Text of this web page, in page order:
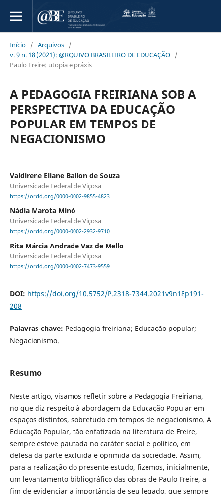
Início / Arquivos /
v. 9 n. 18 (2021): @RQUIVO BRASILEIRO DE EDUCAÇÃO /
Paulo Freire: utopia e práxis
A PEDAGOGIA FREIRIANA SOB A
PERSPECTIVA DA EDUCAÇÃO
POPULAR EM TEMPOS DE
NEGACIONISMO
Valdirene Eliane Bailon de Souza
Universidade Federal de Viçosa
https://orcid.org/0000-0002-9855-4823
Nádia Marota Minó
Universidade Federal de Viçosa
https://orcid.org/0000-0002-2932-9710
Rita Márcia Andrade Vaz de Mello
Universidade Federal de Viçosa
https://orcid.org/0000-0002-7473-9559
DOI: https://doi.org/10.5752/P.2318-7344.2021v9n18p191-
208
Palavras-chave: Pedagogia freiriana; Educação popular;
Negacionismo.
Resumo
Neste artigo, visamos refletir sobre a Pedagogia Freiriana,
no que diz respeito à abordagem da Educação Popular em
espaços distintos, sobretudo em tempos de negacionismo. A
Educação Popular, tão enfatizada na literatura de Freire,
sempre esteve pautada no caráter social e político, em
defesa da parte excluída e oprimida da sociedade. Assim,
para a realização do presente estudo, fizemos, inicialmente,
um levantamento bibliográfico das obras de Paulo Freire, a
fim de evidenciar a importância de seu legado, que sempre